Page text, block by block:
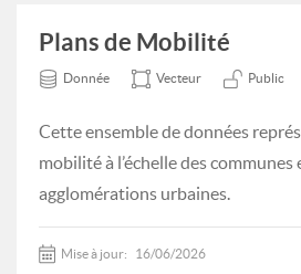
Plans de Mobilité
Donnée Vecteur Public
Cette ensemble de données
mobilité à l’échelle des communes
agglomérations urbaines.
Mise à jour: 16/06/2026